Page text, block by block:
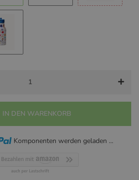
Robots & Astronauts
IN DEN WARENKORB
Komponenten werden geladen ...